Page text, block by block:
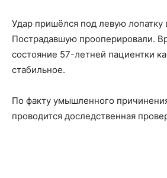
Удар пришёлся под левую лопатку
Пострадавшую прооперировали.
состояние 57-летней пациентки
стабильное.
По факту умышленного
проводится доследственная